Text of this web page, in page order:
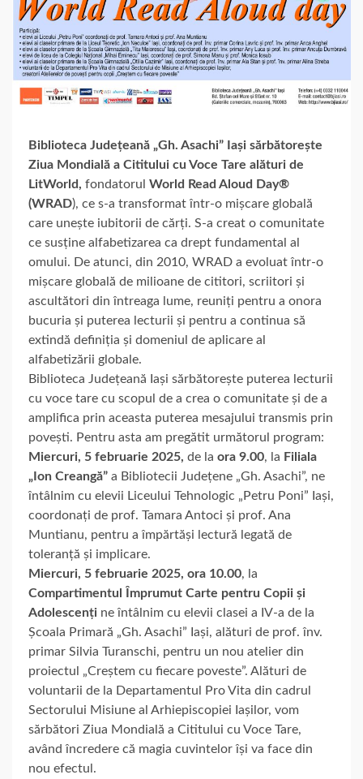
Biblioteca Județeană „Gh. Asachi” Iași sărbătorește
Ziua Mondială a Cititului cu Voce Tare alături de
LitWorld, fondatorul World Read Aloud Day®
(WRAD), ce s-a transformat într-o mișcare globală
care unește iubitorii de cărți. S-a creat o comunitate
ce susține alfabetizarea ca drept fundamental al
omului. De atunci, din 2010, WRAD a evoluat într-o
mișcare globală de milioane de cititori, scriitori și
ascultători din întreaga lume, reuniți pentru a onora
bucuria și puterea lecturii și pentru a continua să
extindă definiția și domeniul de aplicare al
alfabetizării globale.
Biblioteca Județeană Iași sărbătorește puterea lecturii
cu voce tare cu scopul de a crea o comunitate și de a
amplifica prin aceasta puterea mesajului transmis prin
povești. Pentru asta am pregătit următorul program:
Miercuri, 5 februarie 2025, de la ora 9.00, la Filiala
„Ion Creangă” a Bibliotecii Județene „Gh. Asachi”, ne
întâlnim cu elevii Liceului Tehnologic „Petru Poni” Iași,
coordonați de prof. Tamara Antoci și prof. Ana
Muntianu, pentru a împărtăși lectură legată de
toleranță și implicare.
Miercuri, 5 februarie 2025, ora 10.00, la
Compartimentul Împrumut Carte pentru Copii și
Adolescenți ne întâlnim cu elevii clasei a IV-a de la
Școala Primară „Gh. Asachi” Iași, alături de prof. înv.
primar Silvia Turanschi, pentru un nou atelier din
proiectul „Creștem cu fiecare poveste”. Alături de
voluntarii de la Departamentul Pro Vita din cadrul
Sectorului Misiune al Arhiepiscopiei Iașilor, vom
sărbători Ziua Mondială a Cititului cu Voce Tare,
având încredere că magia cuvintelor își va face din
nou efectul.